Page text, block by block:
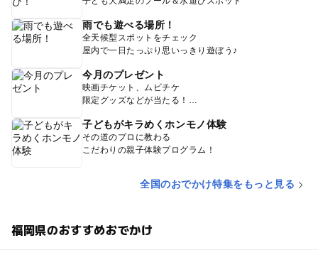
雨でも遊べる場所！
全天候型スポットをチェック
屋内で一日たっぷり思いっきり遊ぼう♪
今月のプレゼント
映画チケット、ムビチケ
限定グッズなどが当たる！
子どもがキラめくホンモノ体験
その道のプロに教わる
こだわりの親子体験プログラム！
全国のおでかけ特集をもっと見る
福岡県のおすすめおでかけ